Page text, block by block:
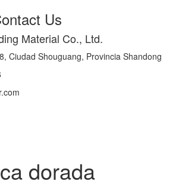
Us
Material Co., Ltd.
Ciudad Shouguang, Provincia Shandong
dorada